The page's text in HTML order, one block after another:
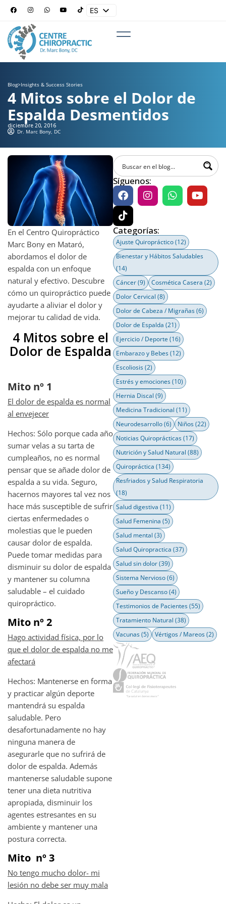
ES
Blog>Insights & Success Stories
4 Mitos sobre el Dolor de
Espalda Desmentidos
diciembre 20, 2016
Dr. Marc Bony, DC
En el Centro Quiropráctico
Marc Bony en Mataró,
abordamos el dolor de
espalda con un enfoque
natural y efectivo. Descubre
cómo un quiropráctico puede
ayudarte a aliviar el dolor y
mejorar tu calidad de vida.
4 Mitos sobre el
Dolor de Espalda
Mito nº 1
El dolor de espalda es normal
al envejecer
Hechos: Sólo porque cada año
sumar velas a su tarta de
cumpleaños, no es normal
pensar que se añade dolor de
espalda a su vida. Seguro,
hacernos mayores tal vez nos
hace más susceptible de sufrir
ciertas enfermedades o
molestias que le pueden
causar dolor de espalda.
Puede tomar medidas para
disminuir su dolor de espalda
y mantener su columna
saludable – el cuidado
quiropráctico.
Mito nº 2
Hago actividad física, por lo
que el dolor de espalda no me
afectará
Hechos: Mantenerse en forma
y practicar algún deporte
mantendrá su espalda
saludable. Pero
desafortunadamente no hay
ninguna manera de
asegurarle que no sufrirá de
dolor de espalda. Además
mantenerse saludable supone
tener una dieta nutritiva
apropiada, disminuir los
agentes estresantes en su
ambiente y mantener una
postura correcta.
Mito nº 3
No tengo mucho dolor- mi
lesión no debe ser muy mala
Síguenos:
Categorías:
Ajuste Quiropráctico(12)
Bienestar y Hábitos Saludables
(14)
Cáncer(9) Cosmética Casera (2)
Dolor Cervical (8)
Dolor de Cabeza / Migrañas(6)
Dolor de Espalda (21)
Ejercicio / Deporte (16)
Embarazo y Bebes(12)
Escoliosis(2)
Estrés y emociones(10)
Hernia Discal (9)
Medicina Tradicional (11)
Neurodesarrollo(6) Niños(22)
Noticias Quiroprácticas(17)
Nutrición y Salud Natural (88)
Quiropráctica (134)
Resfriados y Salud Respiratoria
(18)
Salud digestiva (11)
Salud Femenina (5)
Salud mental (3)
Salud Quiropractica (37)
Salud sin dolor(39)
Sistema Nervioso(6)
Sueño y Descanso(4)
Testimonios de Pacientes(55)
Tratamiento Natural (38)
Vacunas(5) Vértigos / Mareos(2)